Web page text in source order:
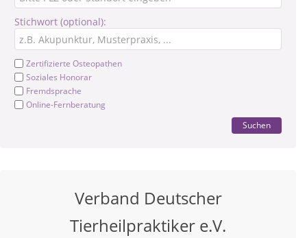
Stichwort (optional):
Zertifizierte Osteopathen
Soziales Honorar
Fremdsprache
Online-Fernberatung
Suchen
Verband Deutscher
Tierheilpraktiker e.V.